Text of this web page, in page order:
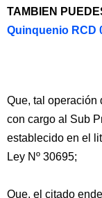
TAMBIEN
Quinquenio RCD
Que, tal operación
con cargo al Sub
establecido en el
Ley Nº 30695;
Que, el citado